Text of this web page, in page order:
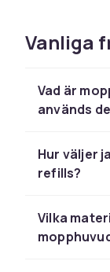
och
Strängar
robusta för
Vanliga
Vad är
används
Hur väljer
refills?
Vilka